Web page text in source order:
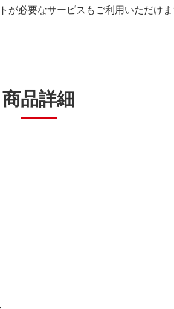
が必要なサービスもご利用いただけま
商品詳細